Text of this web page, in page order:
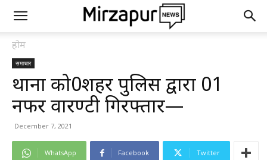
होम
समाचार
थाना को0शहर पुलिस द्वारा 01
नफर वारण्टी गिरफ्तार—
December 7, 2021
WhatsApp Facebook Twitter